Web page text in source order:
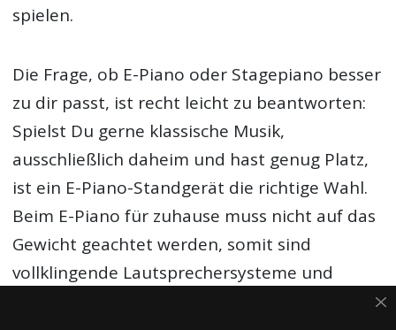
spielen.
Die Frage, ob E-Piano oder Stagepiano besser
zu dir passt, ist recht leicht zu beantworten:
Spielst Du gerne klassische Musik,
ausschließlich daheim und hast genug Platz,
ist ein E-Piano-Standgerät die richtige Wahl.
Beim E-Piano für zuhause muss nicht auf das
Gewicht geachtet werden, somit sind
vollklingende Lautsprechersysteme und
authentisch gewichtete Tastaturen dort eher